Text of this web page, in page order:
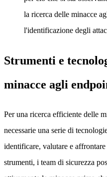
la ricerca delle minacce
l'identificazione degli
Strumenti e
minacce agli
Per una ricerca efficiente delle
necessarie una serie di
identificare, valutare e
strumenti, i team di sicurezza